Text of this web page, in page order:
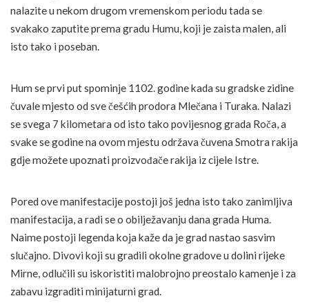
nalazite u nekom drugom vremenskom periodu tada se
svakako zaputite prema gradu Humu, koji je zaista malen, ali
isto tako i poseban.
Hum se prvi put spominje 1102. godine kada su gradske zidine
čuvale mjesto od sve češćih prodora Mlečana i Turaka. Nalazi
se svega 7 kilometara od isto tako povijesnog grada Roča, a
svake se godine na ovom mjestu održava čuvena Smotra rakija
gdje možete upoznati proizvođače rakija iz cijele Istre.
Pored ove manifestacije postoji još jedna isto tako zanimljiva
manifestacija, a radi se o obilježavanju dana grada Huma.
Naime postoji legenda koja kaže da je grad nastao sasvim
slučajno. Divovi koji su gradili okolne gradove u dolini rijeke
Mirne, odlučili su iskoristiti malobrojno preostalo kamenje i za
zabavu izgraditi minijaturni grad.